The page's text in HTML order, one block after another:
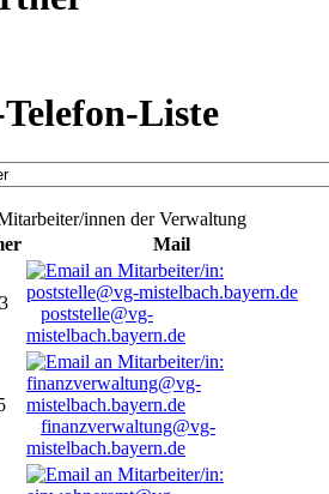
Liste
innen der Verwaltung
Mail
poststelle@vg-
mistelbach.bayern.de
finanzverwaltung@vg-
mistelbach.bayern.de